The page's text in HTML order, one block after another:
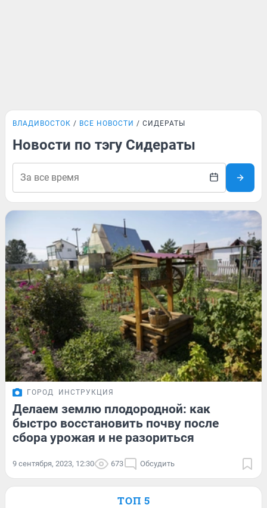
ВЛАДИВОСТОК ВСЕ НОВОСТИ СИДЕРАТЫ
Новости по тэгу Сидераты
ГОРОД ИНСТРУКЦИЯ
Делаем землю плодородной: как
быстро восстановить почву после
сбора урожая и не разориться
9 сентября, 2023, 12:30 673 Обсудить
ТОП 5